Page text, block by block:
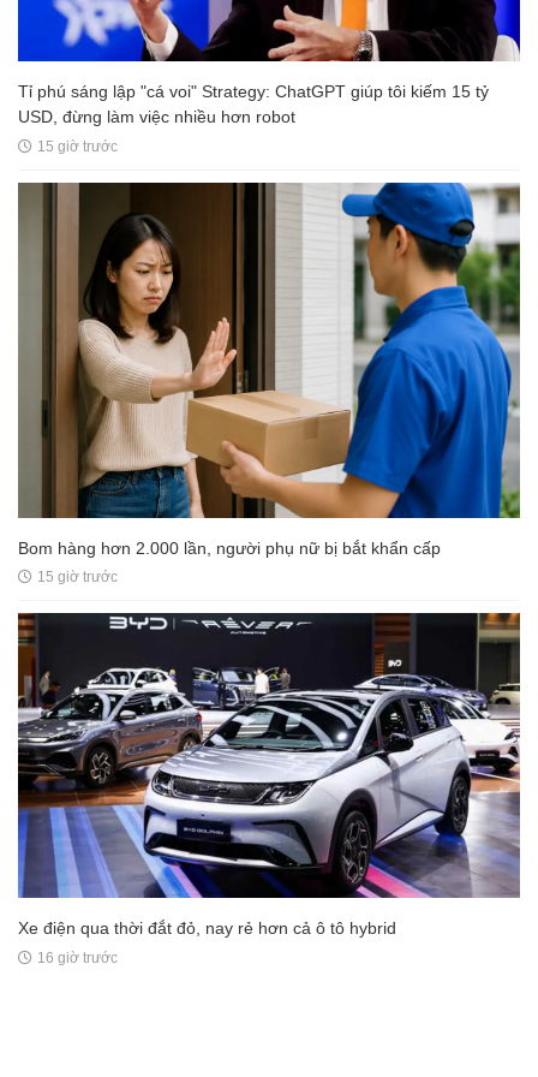
Tỉ phú sáng lập "cá voi" Strategy: ChatGPT giúp tôi kiếm 15 tỷ
USD, đừng làm việc nhiều hơn robot
15 giờ trước
Bom hàng hơn 2.000 lần, người phụ nữ bị bắt khẩn cấp
15 giờ trước
Xe điện qua thời đắt đỏ, nay rẻ hơn cả ô tô hybrid
16 giờ trước